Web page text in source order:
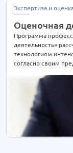
Экспертиза и
Оценочная
Программа
деятельность»
технологиям
согласно своим
уточняйте по